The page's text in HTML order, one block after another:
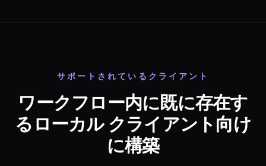
サポートされているクライアント
ワークフロー内に既に存在す
るローカル クライアント向け
に構築